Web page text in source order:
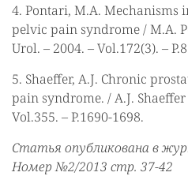
4. Pontari, M.A. Mechanisms
pelvic pain syndrome / M.A.
Urol. – 2004. – Vol.172(3). –
5. Shaeffer, A.J. Сhronic
pain syndrome. / A.J.
Vol.355. – P.1690-1698.
Статья опубликована в
Номер №2/2013 стр. 37-42